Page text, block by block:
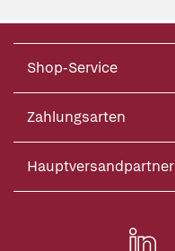
Shop-Service
Zahlungsarten
Hauptversandpartner